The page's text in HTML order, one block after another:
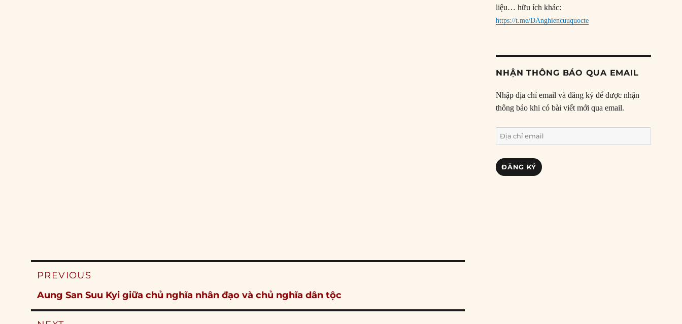
Post
PREVIOUS
Previous
post:
Aung San Suu Kyi giữa chủ nghĩa nhân đạo và chủ nghĩa dân tộc
liệu… hữu ích khác:
https://t.me/DAnghiencuuquocte
NHẬN THÔNG BÁO QUA EMAIL
Nhập địa chỉ email và đăng ký để được nhận
thông báo khi có bài viết mới qua email.
Địa
chỉ
email
ĐĂNG KÝ